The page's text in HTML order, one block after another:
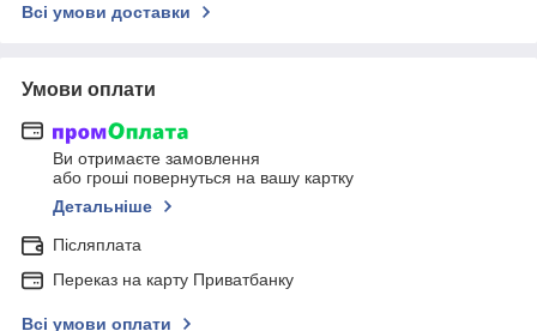
Всі умови доставки
Умови оплати
Ви отримаєте замовлення
або гроші повернуться на вашу картку
Детальніше
Післяплата
Переказ на карту Приватбанку
Всі умови оплати